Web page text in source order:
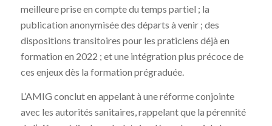
meilleure prise en compte du temps partiel ; la
publication anonymisée des départs à venir ; des
dispositions transitoires pour les praticiens déjà en
formation en 2022 ; et une intégration plus précoce de
ces enjeux dès la formation prégraduée.
L’AMIG conclut en appelant à une réforme conjointe
avec les autorités sanitaires, rappelant que la pérennité